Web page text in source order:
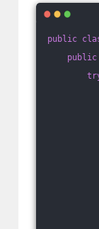
public
public
String